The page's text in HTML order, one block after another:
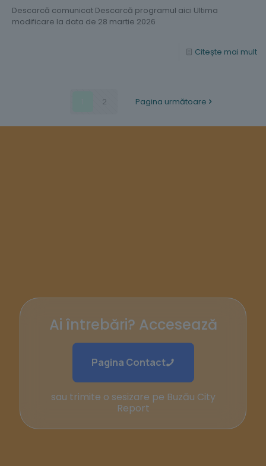
Descarcă comunicat Descarcă programul aici Ultima
modificare la data de 28 martie 2026
Citește mai mult
2 Pagina următoare
Ai întrebări? Accesează
Pagina Contact
sau trimite o sesizare pe Buzău City
Report